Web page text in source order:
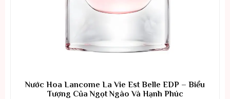
Nước Hoa Lancome La Vie Est Belle EDP – Biểu
Tượng Của Ngọt Ngào Và Hạnh Phúc